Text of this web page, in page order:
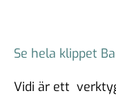
Se hela klippet
Vidi är ett